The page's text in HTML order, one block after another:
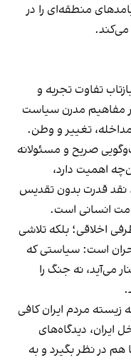
منطقه‌ای را در
تفاوت تجربه و
مفاهیم مدرن سیاست
تغییر و وطن.
صریح و مسئولانه
اهمیت دارد،
نقد قدرت بدون تقدیس
انسانی است.
اخلاقی؛ بلکه تلاشی
است: سیاستی که
می‌آید، نه جنگ را
زیسته مردم ایران کافی
ایران، دیدگاه‌های
هم در نظر بگیرد و به